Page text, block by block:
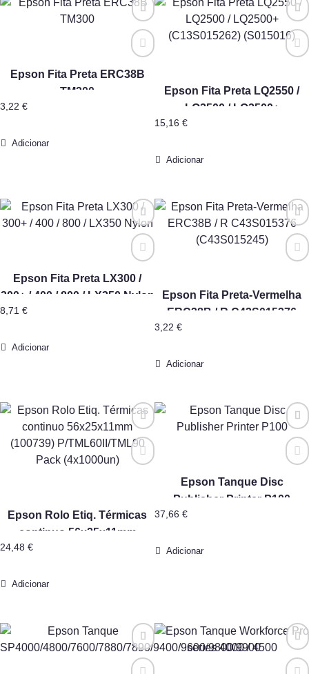
Epson Fita Preta ERC38B
TM300
3,22 €
Adicionar
Epson Fita Preta LQ2550 /
LQ2500 / LQ2500+
(C13S015262) (S015016)
15,16 €
Adicionar
Epson Fita Preta LX300 /
300+ / 400 / 800 / LX350 Nylon
8,71 €
Adicionar
Epson Fita Preta-Vermelha
ERC38B / R C43S015376
3,22 €
Adicionar
Epson Rolo Etiq. Térmicas
continuo 56x25x11mm
(100739) P/TML60II/TML90
24,48 €
Adicionar
Epson Tanque Disc
Publisher Printer P100
37,66 €
Adicionar